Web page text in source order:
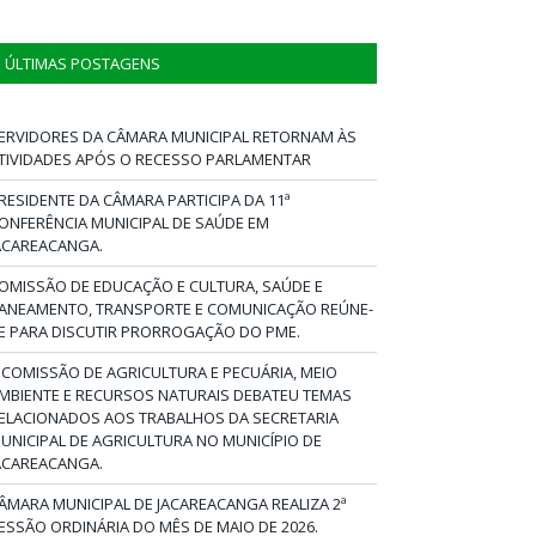
ÚLTIMAS POSTAGENS
DA CÂMARA MUNICIPAL RETORNAM ÀS
APÓS O RECESSO PARLAMENTAR
DA CÂMARA PARTICIPA DA 11ª
MUNICIPAL DE SAÚDE EM
DE EDUCAÇÃO E CULTURA, SAÚDE E
TRANSPORTE E COMUNICAÇÃO REÚNE-
PARA DISCUTIR PRORROGAÇÃO DO PME.
DE AGRICULTURA E PECUÁRIA, MEIO
E RECURSOS NATURAIS DEBATEU TEMAS
AOS TRABALHOS DA SECRETARIA
DE AGRICULTURA NO MUNICÍPIO DE
MUNICIPAL DE JACAREACANGA REALIZA 2ª
ORDINÁRIA DO MÊS DE MAIO DE 2026.